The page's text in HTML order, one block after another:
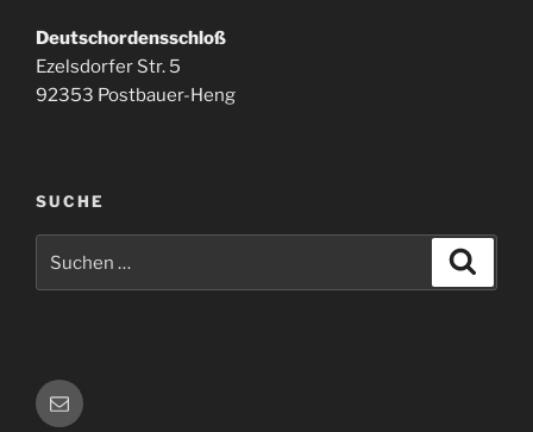
Deutschordensschloß
Ezelsdorfer Str. 5
92353 Postbauer-Heng
SUCHE
nach:
E-
Mail